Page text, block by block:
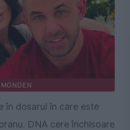
MONDEN
în dosarul în care este
DNA cere închisoare